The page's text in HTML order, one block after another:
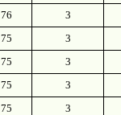
76
3
75
3
75
3
75
3
75
3